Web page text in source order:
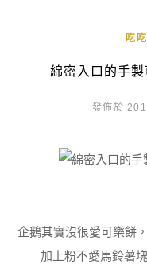
吃
綿密入口的手
發佈於
企鵝其實沒很愛可樂餅
加上粉不愛馬鈴薯